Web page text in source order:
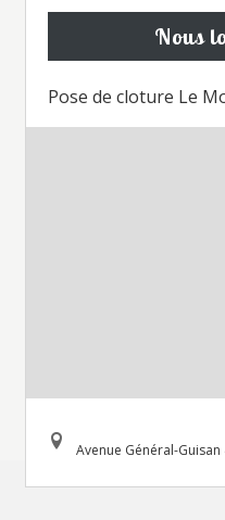
Nous
Pose de cloture Le
Avenue Général-Guisan